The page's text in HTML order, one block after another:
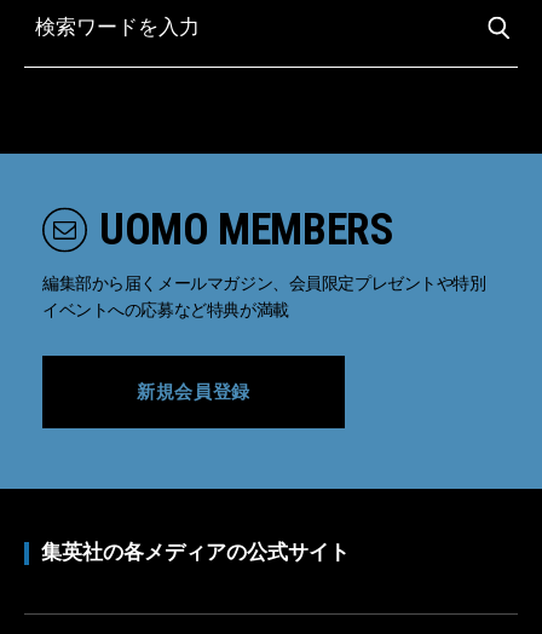
UOMO MEMBERS
編集部から届くメールマガジン、会員限定プレゼントや特別
イベントへの応募など特典が満載
新規会員登録
集英社の各メディアの公式サイト